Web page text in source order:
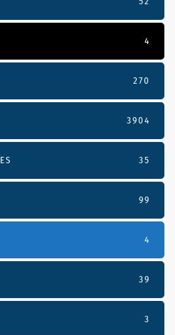
4
270
3904
35
99
4
39
3